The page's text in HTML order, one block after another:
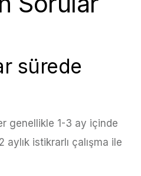
sürede
genellikle 1-3 ay içinde
aylık istikrarlı çalışma ile